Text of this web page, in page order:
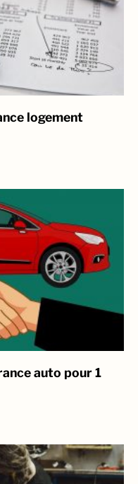
logement
auto pour 1